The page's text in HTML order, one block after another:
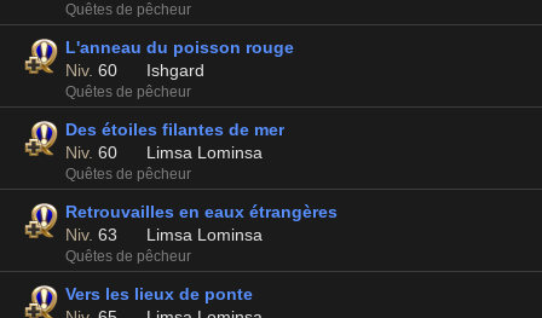
Quêtes de pêcheur
L'anneau du poisson rouge
Niv. 60 Ishgard
Quêtes de pêcheur
Des étoiles filantes de mer
Niv. 60 Limsa Lominsa
Quêtes de pêcheur
Retrouvailles en eaux étrangères
Niv. 63 Limsa Lominsa
Quêtes de pêcheur
Vers les lieux de ponte